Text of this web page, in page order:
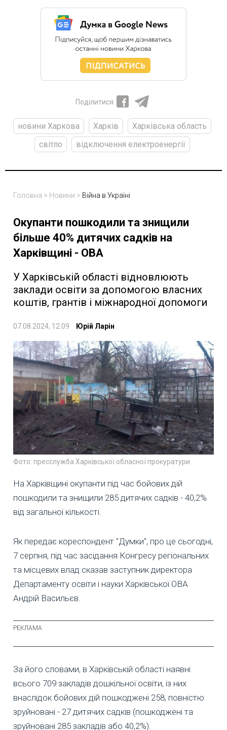
Поділитися
новини Харкова Харків
Харківська область
світло
відключення електроенергії
Головна > Новини > Війна в Україні
Окупанти пошкодили та знищили
більше 40% дитячих садків на
Харківщині - ОВА
У Харківській області відновлюють
заклади освіти за допомогою власних
коштів, грантів і міжнародної допомоги
07.08.2024, 12:09 Юрій Ларін
Фото: пресслужба Харківської обласної прокуратури
На Харківщині окупанти під час бойових дій
пошкодили та знищили 285 дитячих садків - 40,2%
від загальної кількості.
Як передає кореспондент "Думки", про це сьогодні,
7 серпня, під час засідання Конгресу регіональних
та місцевих влад сказав заступник директора
Департаменту освіти і науки Харківської ОВА
Андрій Васильєв.
За його словами, в Харківській області наявні
всього 709 закладів дошкільної освіти, із них
внаслідок бойових дій пошкоджені 258, повністю
зруйновані - 27 дитячих садків (пошкоджені та
зруйновані 285 закладів або 40,2%).